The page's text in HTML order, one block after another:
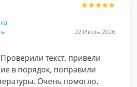
22 Июль 2026
текст, привели
в порядок, поправили
Очень помогло.